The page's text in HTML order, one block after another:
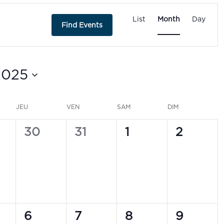
Find Events
Views
List Month Day
JEU VEN SAM DIM
0
30
0
31
0
1
0
2
1
6 1
7 1
8 0
9